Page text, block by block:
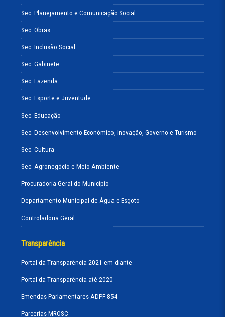
Sec. Planejamento e Comunicação Social
Sec. Obras
Sec. Inclusão Social
Sec. Gabinete
Sec. Fazenda
Sec. Esporte e Juventude
Sec. Educação
Sec. Desenvolvimento Econômico, Inovação, Governo e Turismo
Sec. Cultura
Sec. Agronegócio e Meio Ambiente
Procuradoria Geral do Município
Departamento Municipal de Água e Esgoto
Controladoria Geral
Transparência
Portal da Transparência 2021 em diante
Portal da Transparência até 2020
Emendas Parlamentares ADPF 854
Parcerias MROSC